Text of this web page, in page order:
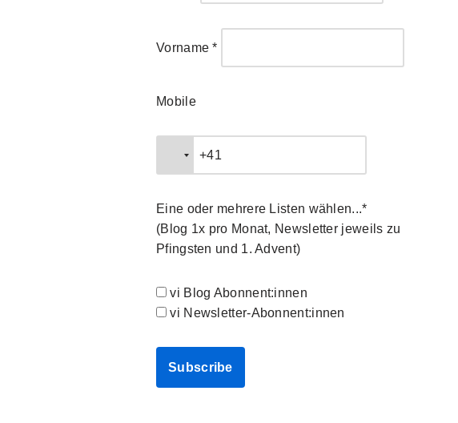
Vorname *
Mobile
Eine oder mehrere Listen wählen...*
(Blog 1x pro Monat, Newsletter jeweils zu
Pfingsten und 1. Advent)
vi Blog Abonnent:innen
vi Newsletter-Abonnent:innen